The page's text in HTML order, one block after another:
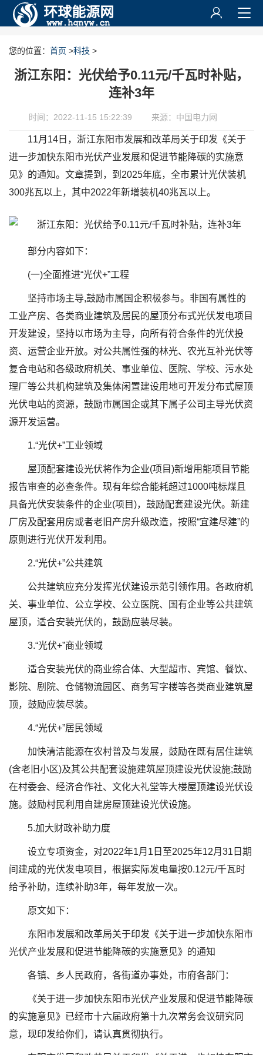
您的位置： 首页 >科技 >
浙江东阳：光伏给予0.11元/千瓦时补贴，
连补3年
时间：2022-11-15 15:22:39 来源：中国电力网
11月14日，浙江东阳市发展和改革局关于印发《关于
进一步加快东阳市光伏产业发展和促进节能降碳的实施意
见》的通知。文章提到，到2025年底，全市累计光伏装机
300兆瓦以上，其中2022年新增装机40兆瓦以上。
部分内容如下：
(一)全面推进“光伏+”工程
坚持市场主导,鼓励市属国企积极参与。非国有属性的
工业产房、各类商业建筑及居民的屋顶分布式光伏发电项目
开发建设，坚持以市场为主导，向所有符合条件的光伏投
资、运营企业开放。对公共属性强的林光、农光互补光伏等
复合电站和各级政府机关、事业单位、医院、学校、污水处
理厂等公共机构建筑及集体闲置建设用地可开发分布式屋顶
光伏电站的资源，鼓励市属国企或其下属子公司主导光伏资
源开发运营。
1.“光伏+”工业领域
屋顶配套建设光伏将作为企业(项目)新增用能项目节能
报告审查的必查条件。现有年综合能耗超过1000吨标煤且
具备光伏安装条件的企业(项目)，鼓励配套建设光伏。新建
厂房及配套用房或者老旧产房升级改造，按照“宜建尽建”的
原则进行光伏开发利用。
2.“光伏+”公共建筑
公共建筑应充分发挥光伏建设示范引领作用。各政府机
关、事业单位、公立学校、公立医院、国有企业等公共建筑
屋顶，适合安装光伏的，鼓励应装尽装。
3.“光伏+”商业领域
适合安装光伏的商业综合体、大型超市、宾馆、餐饮、
影院、剧院、仓储物流园区、商务写字楼等各类商业建筑屋
顶，鼓励应装尽装。
4.“光伏+”居民领域
加快清洁能源在农村普及与发展，鼓励在既有居住建筑
(含老旧小区)及其公共配套设施建筑屋顶建设光伏设施;鼓励
在村委会、经济合作社、文化大礼堂等大楼屋顶建设光伏设
施。鼓励村民利用自建房屋顶建设光伏设施。
5.加大财政补助力度
设立专项资金，对2022年1月1日至2025年12月31日期
间建成的光伏发电项目，根据实际发电量按0.12元/千瓦时
给予补助，连续补助3年，每年发放一次。
原文如下：
东阳市发展和改革局关于印发《关于进一步加快东阳市
光伏产业发展和促进节能降碳的实施意见》的通知
各镇、乡人民政府，各街道办事处，市府各部门：
《关于进一步加快东阳市光伏产业发展和促进节能降碳
的实施意见》已经市十六届政府第十九次常务会议研究同
意，现印发给你们，请认真贯彻执行。